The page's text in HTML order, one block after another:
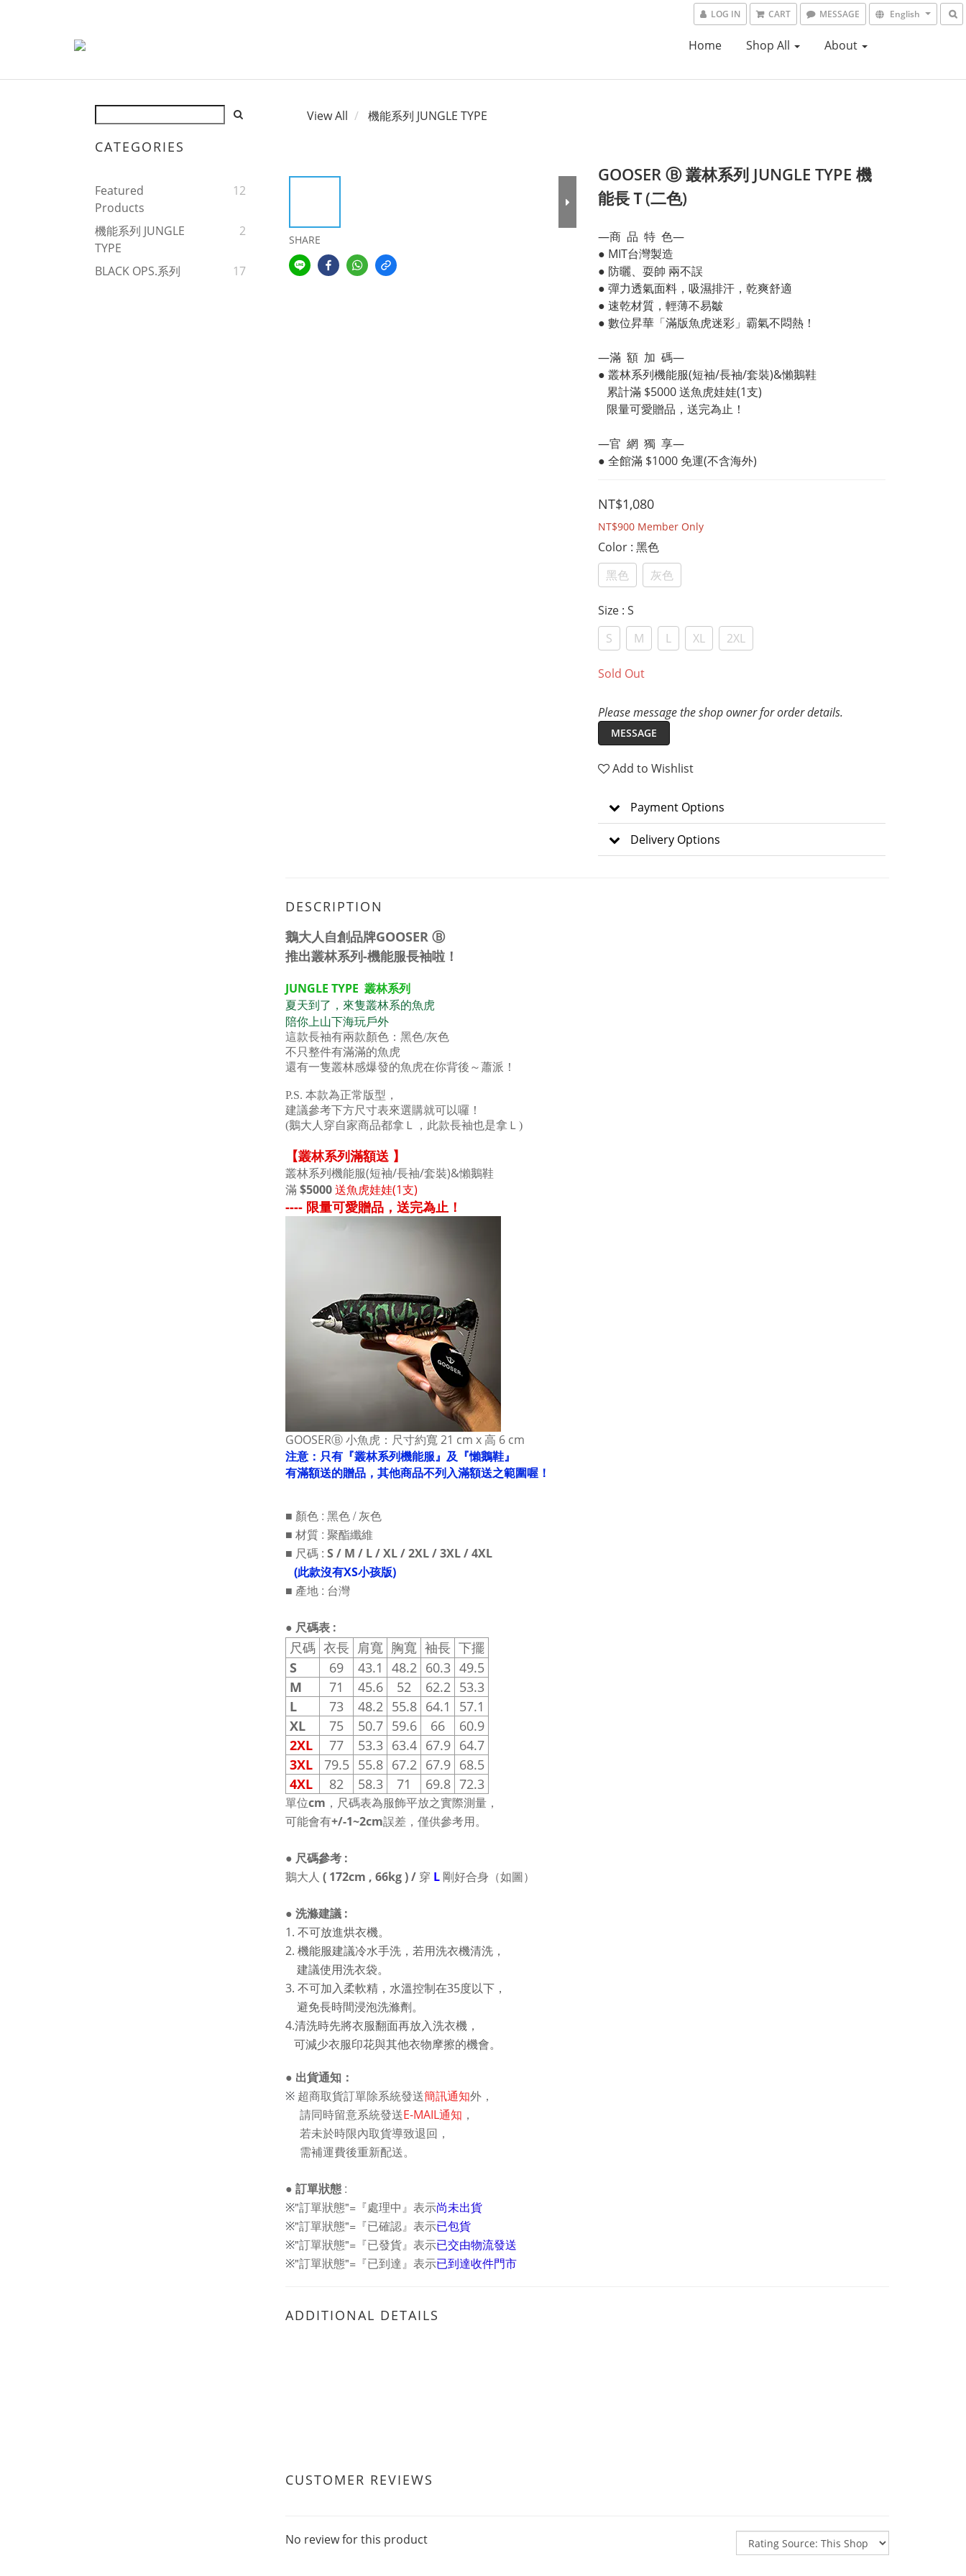
LOG IN CART MESSAGE English
Home Shop All About
CATEGORIES
Featured
Products
12
機能系列 JUNGLE
TYPE
2
BLACK OPS.系列 17
View All 機能系列 JUNGLE TYPE
SHARE
GOOSER Ⓑ 叢林系列 JUNGLE TYPE 機
能長Ｔ(二色)
—商  品  特  色—
● MIT台灣製造
● 防曬、耍帥 兩不誤
● 彈力透氣面料，吸濕排汗，乾爽舒適
● 速乾材質，輕薄不易皺
● 數位昇華「滿版魚虎迷彩」霸氣不悶熱！
—滿  額  加  碼—
● 叢林系列機能服(短袖/長袖/套裝)&懶鵝鞋
   累計滿 $5000 送魚虎娃娃(1支)
   限量可愛贈品，送完為止！
—官  網  獨  享—
● 全館滿 $1000 免運(不含海外)
NT$1,080
NT$900 Member Only
Color : 黑色
黑色
灰色
Size : S
S
M L XL 2XL
Sold Out
Please message the shop owner for order details.
MESSAGE
Add to Wishlist
Payment Options
Delivery Options
DESCRIPTION
鵝大人自創品牌GOOSER Ⓑ
推出叢林系列-機能服長袖啦！
JUNGLE TYPE 叢林系列
夏天到了， 來隻叢林系的魚虎
陪你上山下海玩戶外
這款長袖有兩款顏色：黑色/灰色
不只整件有滿滿的魚虎
還有一隻叢林感爆發的魚虎在你背後～蕭派！
P.S. 本款為正常版型，
建議參考下方尺寸表來選購就可以囉！
(鵝大人穿自家商品都拿Ｌ，此款長袖也是拿Ｌ)
【叢林系列滿額送 】
叢林系列機能服(短袖/長袖/套裝)&懶鵝鞋
滿 $5000送魚虎娃娃(1支)
---- 限量可愛贈品，送完為止！
GOOSERⒷ 小魚虎：尺寸約寬 21 cm x 高 6 cm
注意： 只有『叢林系列機能服』及 『懶鵝鞋』
有滿額送的贈品， 其他商品不列入滿額送之範圍喔！
■ 顏色 : 黑色 / 灰色
■ 材質 : 聚酯纖維
■ 尺碼 : S / M / L / XL / 2XL / 3XL / 4XL
(此款沒有XS小孩版)
■ 產地 : 台灣
● 尺碼表 :
尺碼 衣長 肩寬 胸寬 袖長 下擺
S
69 43.1 48.2 60.3 49.5
M
71 45.6 52 62.2 53.3
L
73 48.2 55.8 64.1
57.1
XL
75 50.7 59.6 66
60.9
2XL
77 53.3 63.4 67.9 64.7
3XL
79.5 55.8 67.2 67.9 68.5
4XL
82 58.3 71 69.8 72.3
單位cm ，尺碼表為服飾平放之實際測量，
可能會有+/-1~2cm誤差，僅供參考用。
● 尺碼參考 :
鵝大人 ( 172cm , 66kg ) / 穿 L 剛好合身（如圖）
● 洗滌建議 :
1. 不可放進烘衣機。
2. 機能服建議冷水手洗，若用洗衣機清洗，
建議使用洗衣袋。
3. 不可加入柔軟精，水溫控制在35度以下，
避免長時間浸泡洗滌劑。
4.清洗時先將衣服翻面再放入洗衣機，
可減少衣服印花與其他衣物摩擦的機會。
● 出貨通知：
※ 超商取貨訂單除系統發送簡訊通知外，
請同時留意系統發送E-MAIL通知 ，
若未於時限內取貨導致退回 ，
需補運費後重新配送。
● 訂單狀態 :
※"訂單狀態"=『處理中』表示尚未出貨
※"訂單狀態"=『已確認』 表示已包貨
※"訂單狀態"=『已發貨』表示已交由物流發送
※"訂單狀態"=『已到達』 表示已到達收件門市
ADDITIONAL DETAILS
CUSTOMER REVIEWS
No review for this product